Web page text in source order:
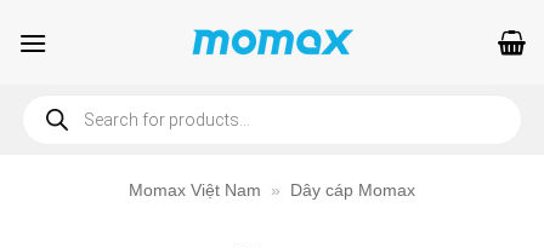
qua
search
Momax Việt Nam » Dây cáp Momax